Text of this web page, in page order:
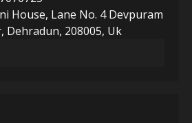
House, Lane No. 4 Devpuram
Dehradun, 208005, Uk